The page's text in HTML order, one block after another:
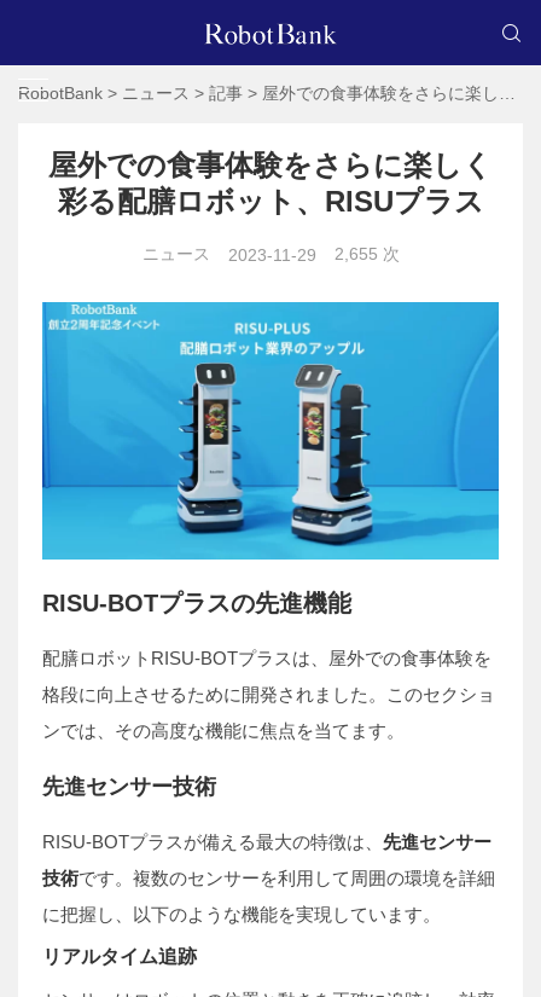
RobotBank > ニュース > 記事 > 屋外での食事体験をさらに楽しく彩る配膳ロボット、RISUプラス
屋外での食事体験をさらに楽しく
彩る配膳ロボット、RISUプラス
ニュース 2023-11-29 2,655 次
RISU-BOTプラスの先進機能
配膳ロボットRISU-BOTプラスは、屋外での食事体験を
格段に向上させるために開発されました。このセクショ
ンでは、その高度な機能に焦点を当てます。
先進センサー技術
RISU-BOTプラスが備える最大の特徴は、 先進センサー
技術です。複数のセンサーを利用して周囲の環境を詳細
に把握し、以下のような機能を実現しています。
リアルタイム追跡